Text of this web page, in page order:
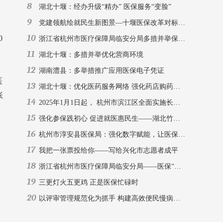
8 湖北十堰：经办升级“精办” 医保服务“变脸”
9 党建领航绘就民生新图景—十堰医保改革对标深圳打造"大山里的健康支点"
10 浙江省杭州市医疗保障局临安分局多措并举保障生育津贴足额规范发放
11 湖北十堰：多措并举优化营商环境
12 湖南澧县：多举措推广应用医保电子凭证
13 湖北十堰：优化医药服务网络 强化药店购药管理
14 2025年1月1日起， 杭州市滨江区全面实施长期护理保险新政
15 强化参保践初心 促进就医惠民生——湖北竹山县潘口乡扎实推进医保参保扩面工作
16 杭州市淳安县医保局：强化数字赋能，让医保服务更便捷
17 我把一张票投给你——写给兴化市志愿者成平
18 浙江省杭州市医疗保障局临安分局——医保“小管家” 监管“大用处”
19 三更灯火五更鸡 正是医保忙碌时
20 以评审管理规范化为抓手 构建高效便民慢病服务体系—— 十堰市门诊慢特病保障工作实践与探索